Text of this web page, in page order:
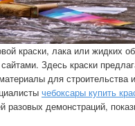
краски, лака или жидких
Здесь краски
для строительства
чебоксары купить
разовых демонстраций,